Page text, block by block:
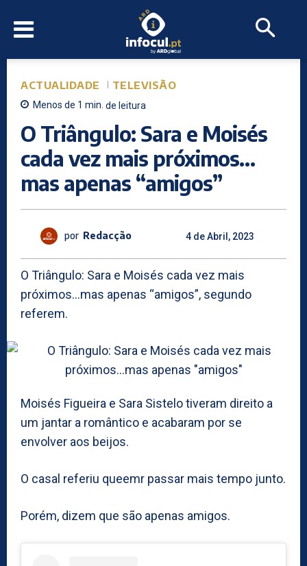
ACTUALIDADE TELEVISÃO
Menos de 1 min. de leitura
O Triângulo: Sara e Moisés
cada vez mais próximos…
mas apenas “amigos”
por Redacção 4 de Abril, 2023
O Triângulo: Sara e Moisés cada vez mais
próximos…mas apenas “amigos”, segundo
referem.
Moisés Figueira e Sara Sistelo tiveram direito a
um jantar a romântico e acabaram por se
envolver aos beijos.
O casal referiu queemr passar mais tempo junto.
Porém, dizem que são apenas amigos.